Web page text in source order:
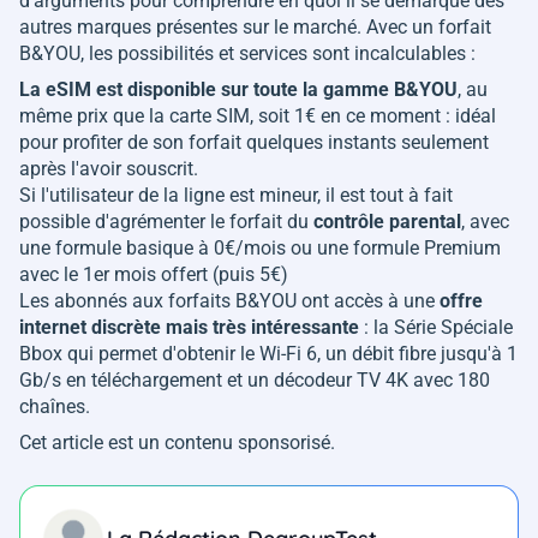
autres marques présentes sur le marché. Avec un forfait
B&YOU, les possibilités et services sont incalculables :
La eSIM est disponible sur toute la gamme B&YOU, au
même prix que la carte SIM, soit 1€ en ce moment : idéal
pour profiter de son forfait quelques instants seulement
après l'avoir souscrit.
Si l'utilisateur de la ligne est mineur, il est tout à fait
possible d'agrémenter le forfait du contrôle parental , avec
une formule basique à 0€/mois ou une formule Premium
avec le 1er mois offert (puis 5€)
Les abonnés aux forfaits B&YOU ont accès à une offre
internet discrète mais très intéressante : la Série Spéciale
Bbox qui permet d'obtenir le Wi-Fi 6, un débit fibre jusqu'à 1
Gb/s en téléchargement et un décodeur TV 4K avec 180
chaînes.
Cet article est un contenu sponsorisé.